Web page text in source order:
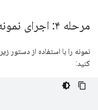
مرحله ۴: اجرای نمونه
نمونه را با استفاده از دستور
کنید: